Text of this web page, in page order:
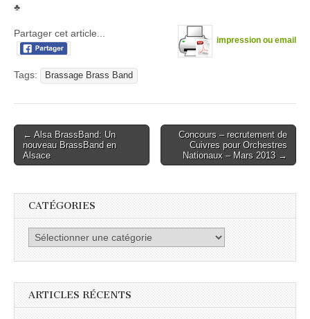
♣
impression ou email
Partager cet article...
Tags: Brassage Brass Band
Post
navigation
← Alsa BrassBand: Un
nouveau BrassBand en
Alsace
Concours – recrutement de
Cuivres pour Orchestres
Nationaux – Mars 2013 →
CATÉGORIES
Catégories
ARTICLES RÉCENTS